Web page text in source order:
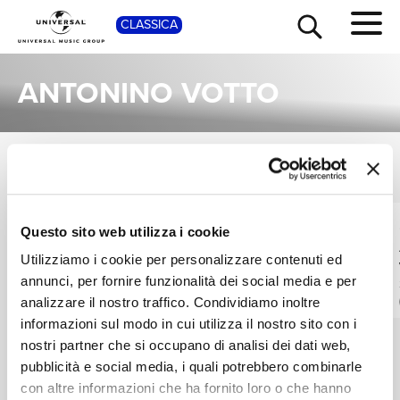
Questo sito web utilizza i cookie
Utilizziamo i cookie per personalizzare contenuti ed
annunci, per fornire funzionalità dei social media e per
analizzare il nostro traffico. Condividiamo inoltre
informazioni sul modo in cui utilizza il nostro sito con i
nostri partner che si occupano di analisi dei dati web,
pubblicità e social media, i quali potrebbero combinarle
con altre informazioni che ha fornito loro o che hanno
CLASSICA
ANTONINO VOTTO
VEDI TUTTI
ORCHESTRA DEL
MAGGIO MUSICALE
FIORENTINO,
ANTONINO VOTTO
Puccini: La Bohème
2 CD'S
Digitale
ORCHESTRA DEL
DI MILANO,
ANTONINO VOTTO
Verdi: La Traviata
2 CDS
Digitale
SHOP
TOUR
NEWS
RICERCA
CHI SIAMO
CONTATTI